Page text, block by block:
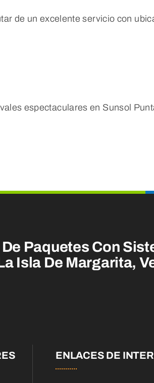
de un excelente servicio con
espectaculares en Sunsol
Paquetes Con
Isla De Margarita,
ENLACES DE